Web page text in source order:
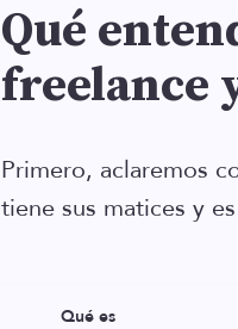
Qué
freelance
Primero, aclaremos
tiene sus matices y
Qué es